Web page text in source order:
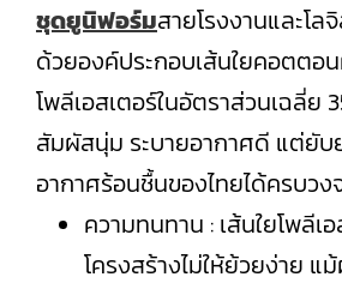
ชุดยูนิฟอร์มสายโรงงานและโ
ด้วยองค์ประกอบเส้นใยคอตตอ
โพลีเอสเตอร์ในอัตราส่วนเฉลี่ย
สัมผัสนุ่ม ระบายอากาศดี แต่ยับ
อากาศร้อนชื้นของไทยได้ครบวง
ความทนทาน : เส้นใยโพลีเ
โครงสร้างไม่ให้ย้วยง่าย แ